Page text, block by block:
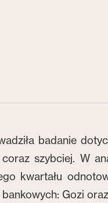
badanie
szybciej. W
kwartału
Gozi